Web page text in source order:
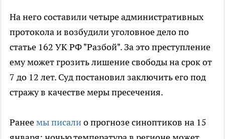
На него составили четыре административных
протокола и возбудили уголовное дело по
статье 162 УК РФ "Разбой". За это преступление
ему может грозить лишение свободы на срок от
7 до 12 лет. Суд постановил заключить его под
стражу в качестве меры пресечения.
Ранеемы писалио прогнозе синоптиков на 15